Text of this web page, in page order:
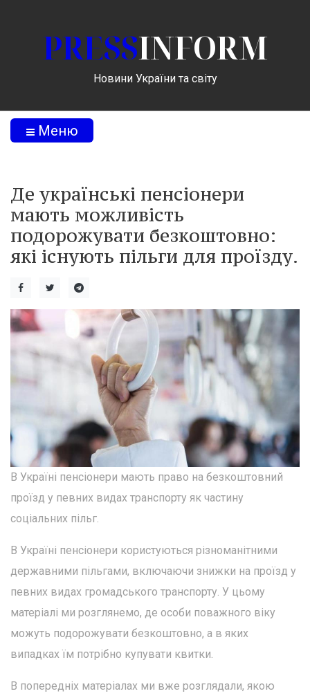
PRESSINFORM
Новини України та світу
Меню
Де українські пенсіонери
мають можливість
подорожувати безкоштовно:
які існують пільги для проїзду.
В Україні пенсіонери мають право на безкоштовний
проїзд у певних видах транспорту як частину
соціальних пільг.
В Україні пенсіонери користуються різноманітними
державними пільгами, включаючи знижки на проїзд у
певних видах громадського транспорту. У цьому
матеріалі ми розглянемо, де особи поважного віку
можуть подорожувати безкоштовно, а в яких
випадках їм потрібно купувати квитки.
В попередніх матеріалах ми вже розглядали, якою